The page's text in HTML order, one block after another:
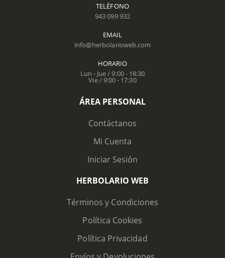
TELÉFONO
943 099 932
EMAIL
info@herbolarioweb.com
HORARIO
Lun - Jue / 9:00 - 18:30
Vie / 9:00 - 17:30
ÁREA PERSONAL
Contáctanos
Mi Cuenta
Iniciar Sesión
HERBOLARIO WEB
Términos y Condiciones
Política Cookies
Política Privacidad